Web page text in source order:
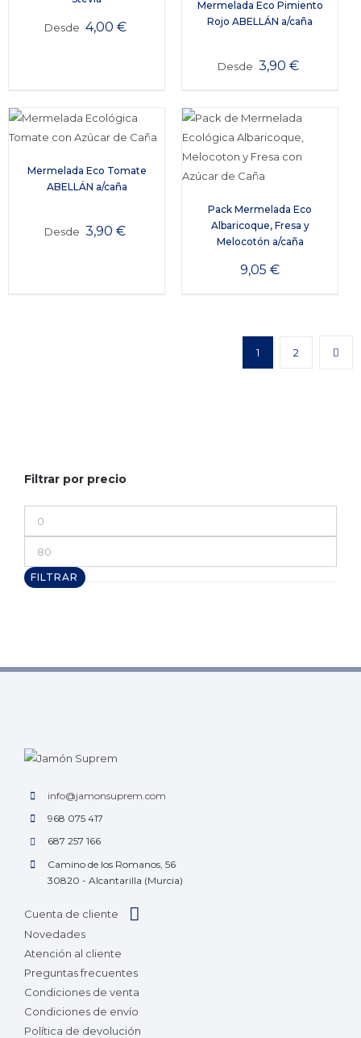
Desde 4,00 €
Mermelada Eco Pimiento
Rojo ABELLÁN a/caña
Desde 3,90€
Mermelada Eco Tomate
ABELLÁN a/caña
Desde 3,90€
Pack Mermelada Eco
Albaricoque, Fresa y
Melocotón a/caña
9,05€
1 2
Filtrar por precio
mínimo
máximo
FILTRAR
info@jamonsuprem.com
968 075 417
687 257 166
Camino de los Romanos, 56
30820 - Alcantarilla (Murcia)
Cuenta de cliente
Novedades
Atención al cliente
Preguntas frecuentes
Condiciones de venta
Condiciones de envío
Política de devolución